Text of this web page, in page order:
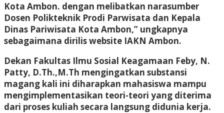
Kota Ambon. dengan melibatkan narasumber
Dosen Polikteknik Prodi Parwisata dan Kepala
Dinas Pariwisata Kota Ambon,” ungkapnya
sebagaimana dirilis website IAKN Ambon.
Dekan Fakultas Ilmu Sosial Keagamaan Feby, N.
Patty, D.Th.,M.Th mengingatkan substansi
magang kali ini diharapkan mahasiswa mampu
mengimplementasikan teori-teori yang diterima
dari proses kuliah secara langsung didunia kerja.